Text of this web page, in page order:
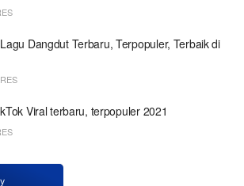
Dangdut Terbaru, Terpopuler, Terbaik di
Viral terbaru, terpopuler 2021